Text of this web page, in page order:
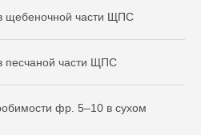
щебеночной части ЩПС
песчаной части ЩПС
фр. 5–10 в сухом